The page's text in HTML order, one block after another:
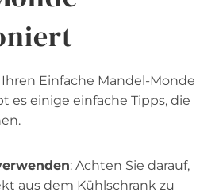
Einfache Mandel-Monde
es einige einfache Tipps, die
: Achten Sie darauf,
aus dem Kühlschrank zu